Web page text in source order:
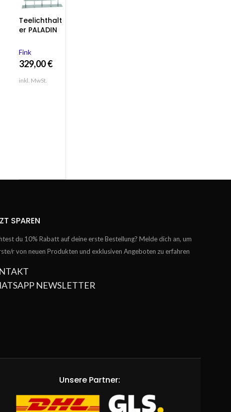
Teelichthalt
er PALADIN
Fink
329,00€
inkl. MwSt.
SPAREN
du 10% Rabatt auf deine erste Bestellung? Melde dich an, um
r von neuen Produkten und exklusiven Angeboten zu erfahren
NEWSLETTER
Unsere Partner: